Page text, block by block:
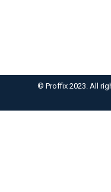
© Proffix 2023. All